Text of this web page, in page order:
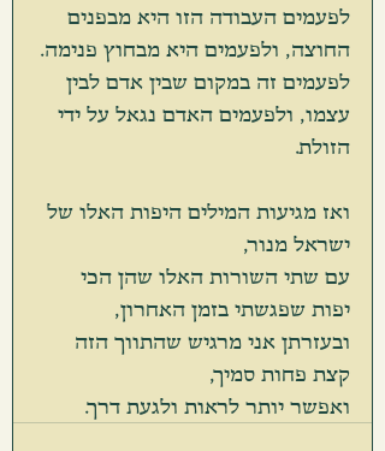
לפעמים העבודה הזו היא מבפנים
החוצה, ולפעמים היא מבחוץ פנימה.
לפעמים זה במקום שבין אדם לבין
עצמו, ולפעמים האדם נגאל על ידי
הזולת.
ואז מגיעות המילים היפות האלו של
ישראל מנור,
עם שתי השורות האלו שהן הכי
יפות שפגשתי בזמן האחרון,
ובעזרתן אני מרגיש שהתווך הזה
קצת פחות סמיך,
ואפשר יותר לראות ולגעת דרך.